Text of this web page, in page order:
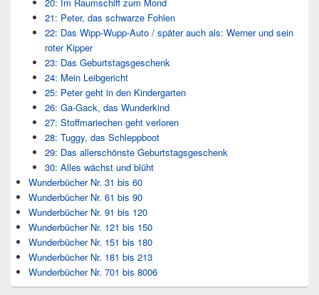
20: Im Raumschiff zum Mond
21: Peter, das schwarze Fohlen
22: Das Wipp-Wupp-Auto / später auch als: Werner und sein
roter Kipper
23: Das Geburtstagsgeschenk
24: Mein Leibgericht
25: Peter geht in den Kindergarten
26: Ga-Gack, das Wunderkind
27: Stoffmariechen geht verloren
28: Tuggy, das Schleppboot
29: Das allerschönste Geburtstagsgeschenk
30: Alles wächst und blüht
Wunderbücher Nr. 31 bis 60
Wunderbücher Nr. 61 bis 90
Wunderbücher Nr. 91 bis 120
Wunderbücher Nr. 121 bis 150
Wunderbücher Nr. 151 bis 180
Wunderbücher Nr. 181 bis 213
Wunderbücher Nr. 701 bis 8006